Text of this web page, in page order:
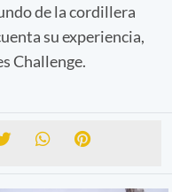
de la cordillera
su experiencia,
Challenge.